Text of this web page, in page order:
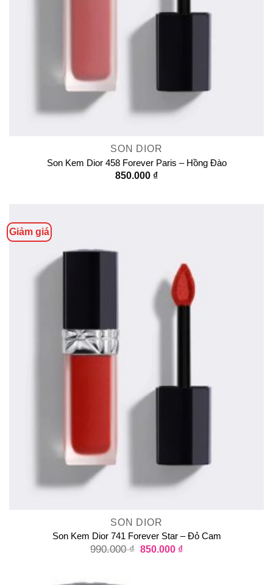
SON DIOR
Son Kem Dior 458 Forever Paris – Hồng Đào
850.000 ₫
Giảm giá
SON DIOR
Son Kem Dior 741 Forever Star – Đỏ Cam
990.000₫ 850.000 ₫